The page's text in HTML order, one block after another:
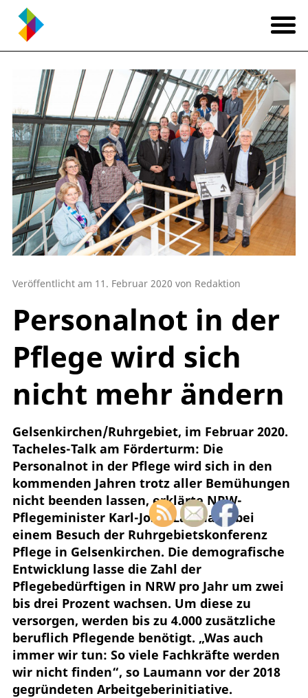
Veröffentlicht am 11. Februar 2020 von Redaktion
Personalnot in der
Pflege wird sich
nicht mehr ändern
Gelsenkirchen/Ruhrgebiet, im Februar 2020.
Tacheles-Talk am Förderturm: Die
Personalnot in der Pflege wird sich in den
kommenden Jahren trotz aller Bemühungen
nicht beenden lassen, erklärte NRW-
Pflegeminister Karl-Josef Laumann bei
einem Besuch der Ruhrgebietskonferenz
Pflege in Gelsenkirchen. Die demografische
Entwicklung lasse die Zahl der
Pflegebedürftigen in NRW pro Jahr um zwei
bis drei Prozent wachsen. Um diese zu
versorgen, werden bis zu 4.000 zusätzliche
beruflich Pflegende benötigt. „Was auch
immer wir tun: So viele Fachkräfte werden
wir nicht finden“, so Laumann vor der 2018
gegründeten Arbeitgeberinitiative.